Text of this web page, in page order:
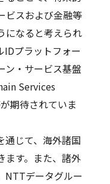
ビスおよび金融等
になると考えられ
IDプラットフォー
ン・サービス基盤
Services
期待されていま
通じて、海外諸国
ます。また、諸外
NTTデータグルー